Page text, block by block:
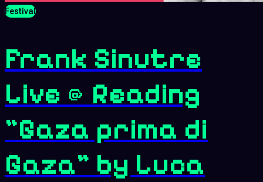
Festival
Frank Sinutre
Live @ Reading
"Gaza prima di
Gaza" by Luca